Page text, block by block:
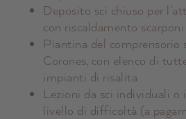
Deposito sci chiuso per
con riscaldamento scarponi
Piantina del comprensorio
Corones, con elenco di
impianti di risalita
Lezioni da sci individuali o
livello di difficoltà (a